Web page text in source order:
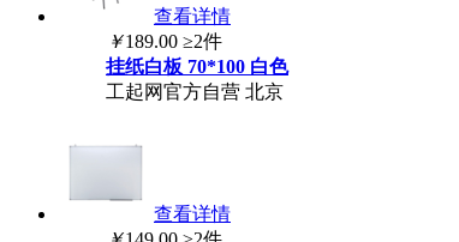
查看详情
￥189.00 ≥2件
挂纸白板 70*100 白色
工起网官方自营 北京
查看详情